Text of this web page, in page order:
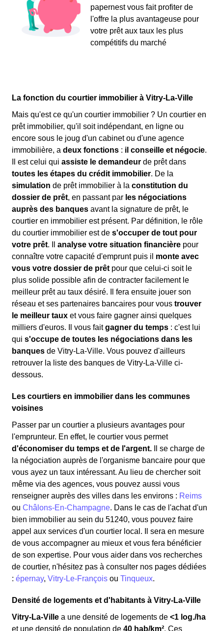
papernest vous fait profiter de
l'offre la plus avantageuse pour
votre prêt aux taux les plus
compétitifs du marché
La fonction du courtier immobilier à Vitry-La-Ville
Mais qu'est ce qu'un courtier immobilier ? Un courtier en
prêt immobilier, qu'il soit indépendant, en ligne ou
encore sous le joug d'un cabinet ou d'une agence
immobilière, a deux fonctions : il conseille et négocie.
Il est celui qui assiste le demandeur de prêt dans
toutes les étapes du crédit immobilier. De la
simulation de prêt immobilier à la constitution du
dossier de prêt, en passant par les négociations
auprès des banques avant la signature de prêt, le
courtier en immobilier est présent. Par définition, le rôle
du courtier immobilier est de s'occuper de tout pour
votre prêt. Il analyse votre situation financière pour
connaître votre capacité d'emprunt puis il monte avec
vous votre dossier de prêt pour que celui-ci soit le
plus solide possible afin de contracter facilement le
meilleur prêt au taux désiré. Il fera ensuite jouer son
réseau et ses partenaires bancaires pour vous trouver
le meilleur taux et vous faire gagner ainsi quelques
milliers d'euros. Il vous faitgagner du temps : c'est lui
qui s'occupe de toutes les négociations dans les
banques de Vitry-La-Ville. Vous pouvez d'ailleurs
retrouver la liste des banques de Vitry-La-Ville ci-
dessous.
Les courtiers en immobilier dans les communes
voisines
Passer par un courtier a plusieurs avantages pour
l'emprunteur. En effet, le courtier vous permet
d'économiser du temps et de l'argent.
Il se charge de
la négociation auprès de l'organisme bancaire pour que
vous ayez un taux intéressant. Au lieu de chercher soit
même via des agences, vous pouvez aussi vous
renseigner auprès des villes dans les environs : Reims
ou Châlons-En-Champagne. Dans le cas de l'achat d'un
bien immobilier au sein du 51240, vous pouvez faire
appel aux services d'un courtier local. Il sera en mesure
de vous accompagner au mieux et vous fera bénéficier
de son expertise. Pour vous aider dans vos recherches
de courtier, n'hésitez pas à consulter nos pages dédiées
: épernay, Vitry-Le-François ou Tinqueux.
Densité de logements et d'habitants à Vitry-La-Ville
Vitry-La-Ville a une densité de logements de <1 log./ha
et une densité de population de 40 hab/km². Ces